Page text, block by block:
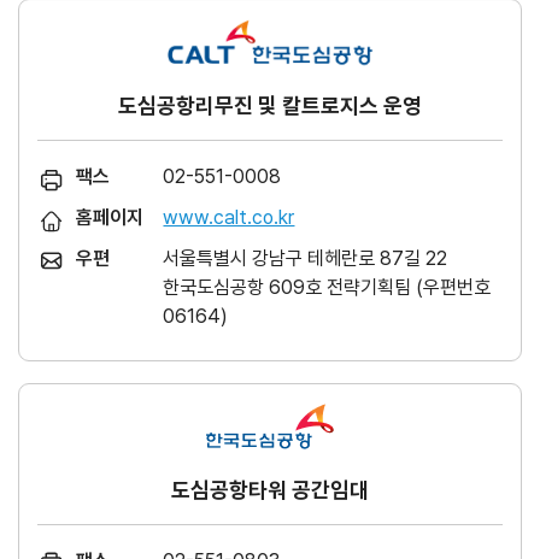
도심공항리무진 및 칼트로지스 운영
팩스
02-551-0008
홈페이지
www.calt.co.kr
우편
서울특별시 강남구 테헤란로 87길 22
한국도심공항 609호 전략기획팀 (우편번호
06164)
도심공항타워 공간임대